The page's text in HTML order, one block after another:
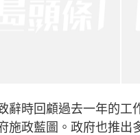
辭時回顧過去一年的工
施政藍圖。政府也推出